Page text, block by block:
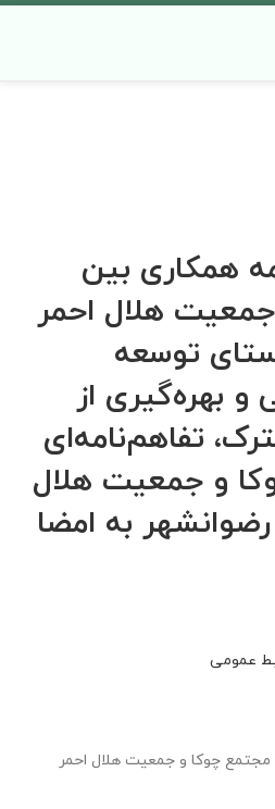
همکاری بین
هلال احمر
توسعه
و بهره‌گیری از
تفاهم‌نامه‌ای
و جمعیت هلال
به امضا
عمومی
چوکا و جمعیت هلال احمر